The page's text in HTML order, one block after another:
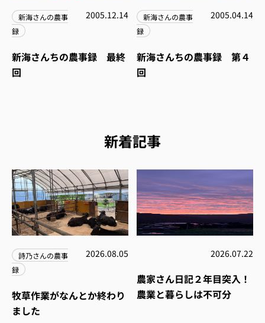
新海さんの農事
録
2005.12.14
新海さんちの農事録 最終
回
新海さんの農事
録
2005.04.14
新海さんちの農事録 第４
回
新着記事
詩乃さんの農事
録
2026.08.05
牧草作業がなんとか終わり
ました
2026.07.22
農家さん日記２年目突入！
農業と暮らしは不可分